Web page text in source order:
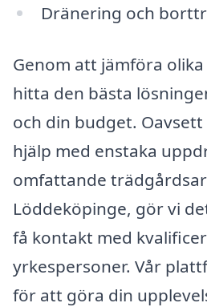
Dränering och
Genom att jämföra
hitta den bästa
och din budget.
hjälp med enstaka
omfattande
Löddeköpinge, gör vi
få kontakt med
yrkespersoner. Vår
för att göra din